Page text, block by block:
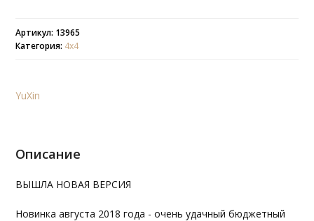
Артикул: 13965
Категория: 4х4
YuXin
Описание
ВЫШЛА НОВАЯ ВЕРСИЯ
Новинка августа 2018 года - очень удачный бюджетный